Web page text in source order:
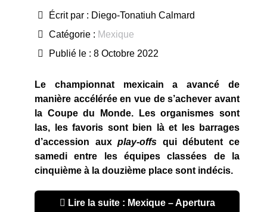
Écrit par : Diego-Tonatiuh Calmard
Catégorie : Mexique
Publié le : 8 Octobre 2022
Le championnat mexicain a avancé de
manière accélérée en vue de s’achever avant
la Coupe du Monde. Les organismes sont
las, les favoris sont bien là et les barrages
d’accession auxplay-offs qui débutent ce
samedi entre les équipes classées de la
cinquième à la douzième place sont indécis.
Lire la suite : Mexique – Apertura